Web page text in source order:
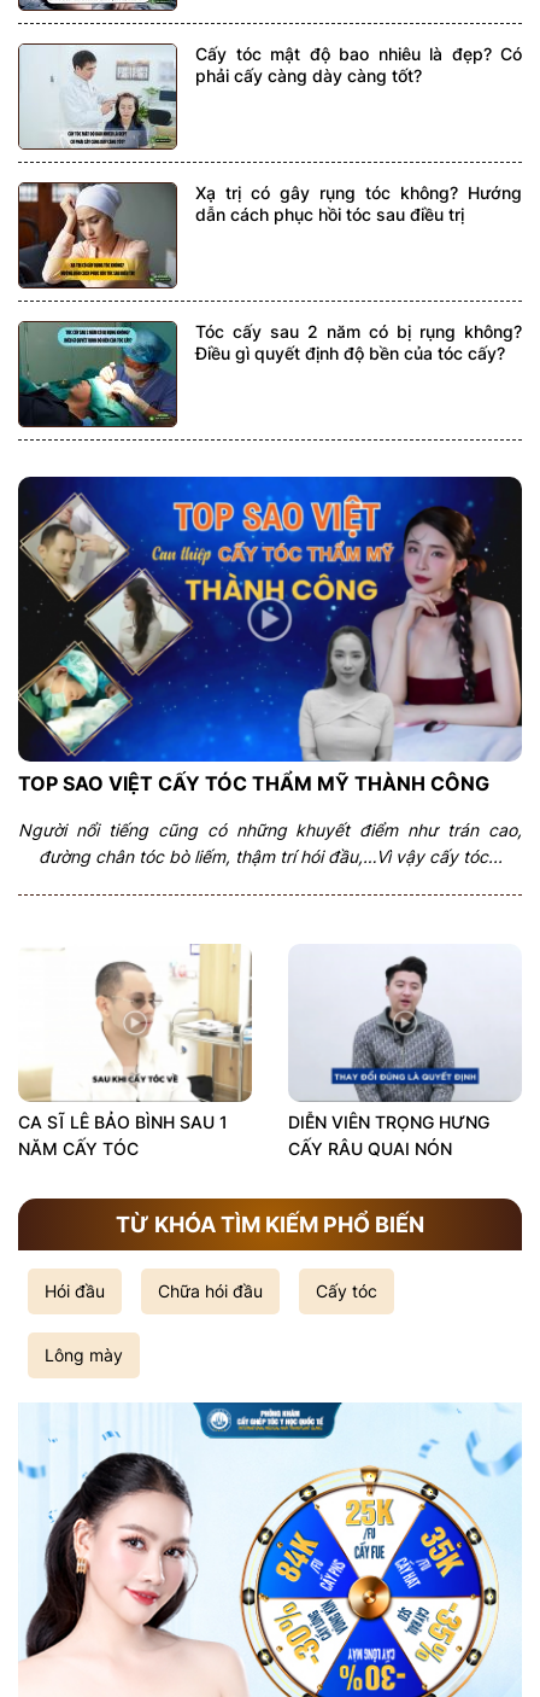
Cấy tóc mật độ bao nhiêu là đẹp? Có
phải cấy càng dày càng tốt?
Xạ trị có gây rụng tóc không? Hướng
dẫn cách phục hồi tóc sau điều trị
Tóc cấy sau 2 năm có bị rụng không?
Điều gì quyết định độ bền của tóc cấy?
TOP SAO VIỆT CẤY TÓC THẨM MỸ THÀNH CÔNG
Người nổi tiếng cũng có những khuyết điểm như trán cao,
đường chân tóc bò liếm, thậm trí hói đầu,…Vì vậy cấy tóc...
CA SĨ LÊ BẢO BÌNH SAU 1
NĂM CẤY TÓC
DIỄN VIÊN TRỌNG HƯNG
CẤY RÂU QUAI NÓN
TỪ KHÓA TÌM KIẾM PHỔ BIẾN
Hói đầu Chữa hói đầu Cấy tóc
Lông mày